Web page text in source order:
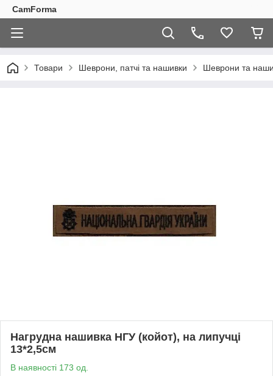
CamForma
Товари Шеврони, патчі та нашивки Шеврони та
Нагрудна нашивка НГУ (койот), на липучці
13*2,5см
В наявності 173 од.